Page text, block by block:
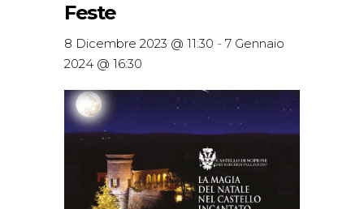
Feste
8 Dicembre 2023 @ 11:30 - 7 Gennaio
2024 @ 16:30